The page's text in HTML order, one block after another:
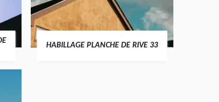
HABILLAGE PLANCHE DE RIVE 33